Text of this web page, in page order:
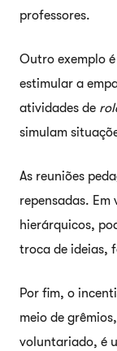
professores.
Outro exemplo
estimular a
atividades de
simulam
As reuniões
repensadas. Em
hierárquicos,
troca de ideias,
Por fim, o
meio de
voluntariado, é